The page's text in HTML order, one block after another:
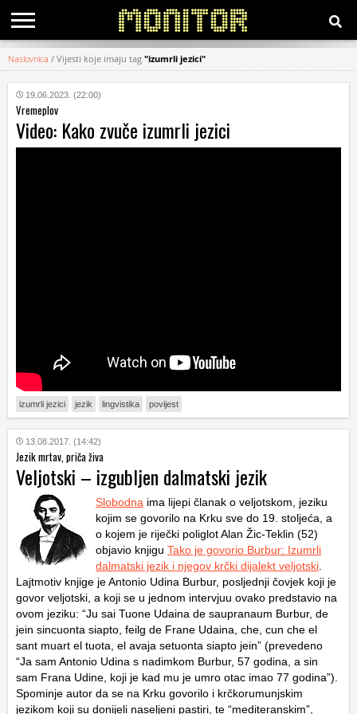
KATEGORIJE
HRVATSKI
WEB
Naslovnica / Vijesti koje imaju tag "izumrli jezici"
19.06.2023. (22:00)
Vremeplov
Video: Kako zvuče izumrli jezici
izumrli jezici jezik lingvistika povijest
13.08.2017. (14:42)
Jezik mrtav, priča živa
Veljotski – izgubljen dalmatski jezik
Slobodna ima lijepi članak o veljotskom, jeziku
kojim se govorilo na Krku sve do 19. stoljeća, a
o kojem je riječki poliglot Alan Žic-Teklin (52)
objavio knjigu Tako je govorio Burbur: Izumrli
dalmatski jezik i njegov krčki dijalekt veljotski
Lajtmotiv knjige je Antonio Udina Burbur, posljednji čovjek koji je
govor veljotski, a koji se u jednom intervjuu ovako predstavio na
ovom jeziku: “Ju sai Tuone Udaina de saupranaum Burbur, de
jein sincuonta siapto, feilg de Frane Udaina, che, cun che el
sant muart el tuota, el avaja setuonta siapto jein” (prevedeno
“Ja sam Antonio Udina s nadimkom Burbur, 57 godina, a sin
sam Frana Udine, koji je kad mu je umro otac imao 77 godina”).
Spominje autor da se na Krku govorilo i krčkorumunjskim
jezikom koji su donijeli naseljeni pastiri, te “mediteranskim”,